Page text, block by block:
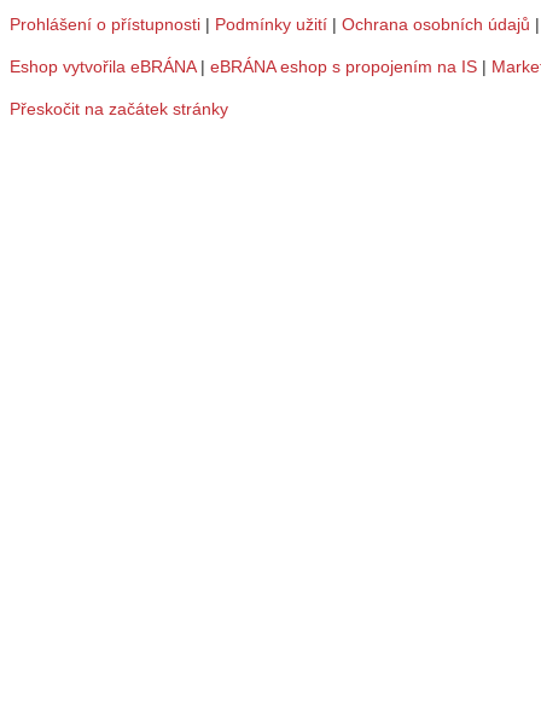
Prohlášení o přístupnosti | Podmínky užití | Ochrana osobních údajů
Eshop vytvořila eBRÁNA| eBRÁNA eshop s propojením na IS |
Přeskočit na začátek stránky